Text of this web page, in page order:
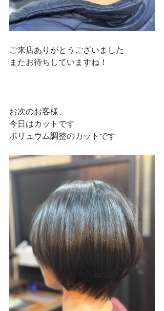
ご来店ありがとうございました
またお待ちしていますね！
お次のお客様、
今日はカットです
ボリュウム調整のカットです